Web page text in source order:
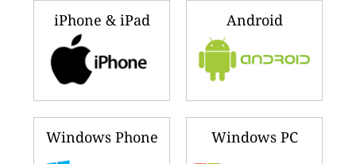
iPhone & iPad Android
Windows Phone Windows PC